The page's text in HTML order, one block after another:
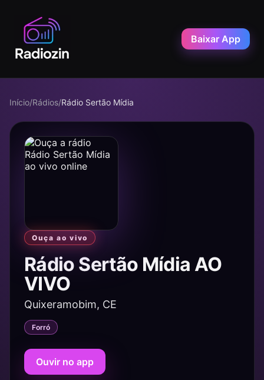
Baixar App
Início/Rádios/Rádio Sertão Mídia
Ouça ao vivo
Rádio Sertão Mídia AO
VIVO
Quixeramobim, CE
Forró
Ouvir no app